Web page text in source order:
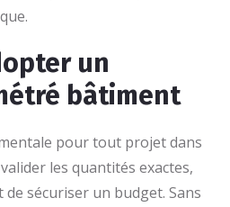
un
bâtiment
pour tout projet dans
les quantités exactes,
de sécuriser un budget. Sans